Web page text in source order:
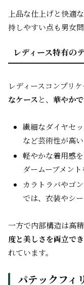
上品な仕上げと快適
持しやすい点も男女
レディース特有の
レディースコンプリ
なケースと、 華やか
繊細なダイヤセ
など芸術性が高い
軽やかな着用感
ダームーブメン
カラトラバやゴ
では、衣装やシ
一方で内部構造は高
度と美しさを両立で
れています。
パテックフィ